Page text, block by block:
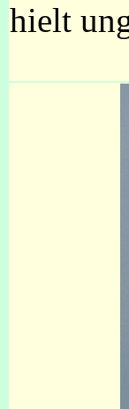
hielt